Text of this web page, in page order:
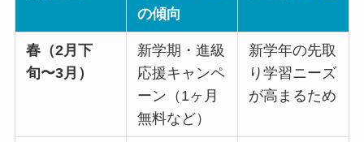
の傾向
春（2月下
旬〜3月）
新学期・進級
応援キャンペ
ーン（1ヶ月
無料など）
新学年の先取
り学習ニーズ
が高まるため